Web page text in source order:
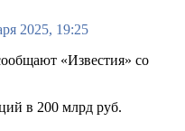
2025, 19:25
«Известия» со
в 200 млрд руб.